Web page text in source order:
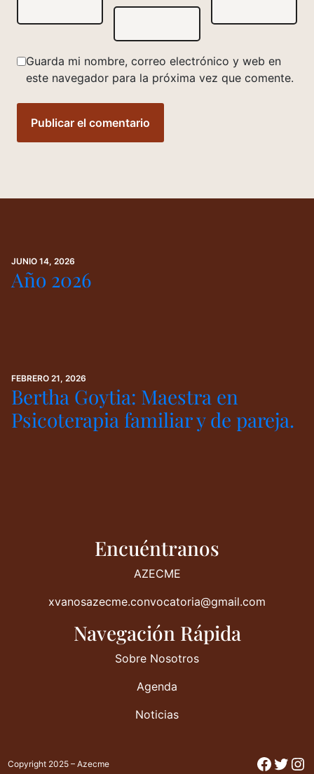
Guarda mi nombre, correo electrónico y web en
este navegador para la próxima vez que comente.
JUNIO 14, 2026
Año 2026
FEBRERO 21, 2026
Bertha Goytia: Maestra en
Psicoterapia familiar y de pareja.
Encuéntranos
AZECME
xvanosazecme.convocatoria@gmail.com
Navegación Rápida
Sobre Nosotros
Agenda
Noticias
Copyright 2025 – Azecme